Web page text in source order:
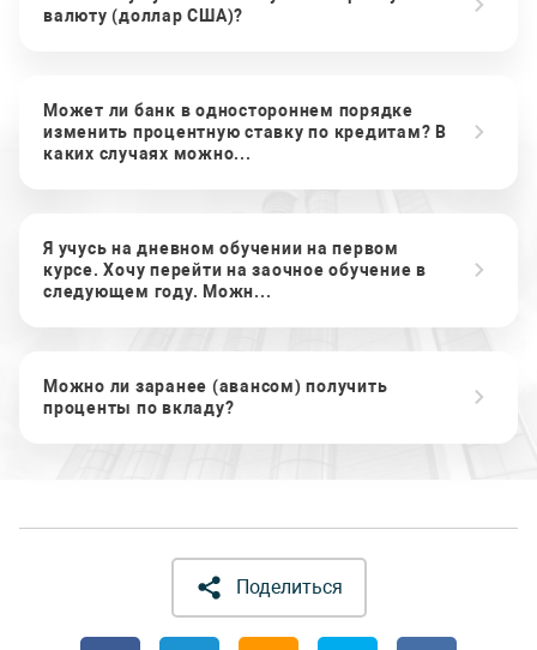
валюту (доллар США)?
Может ли банк в одностороннем порядке
изменить процентную ставку по кредитам? В
каких случаях можно...
Я учусь на дневном обучении на первом
курсе. Хочу перейти на заочное обучение в
следующем году. Можн...
Можно ли заранее (авансом) получить
проценты по вкладу?
Поделиться